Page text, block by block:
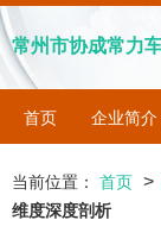
常州市协成常力
首页 企业简介
当前位置： 首页 >
维度深度剖析